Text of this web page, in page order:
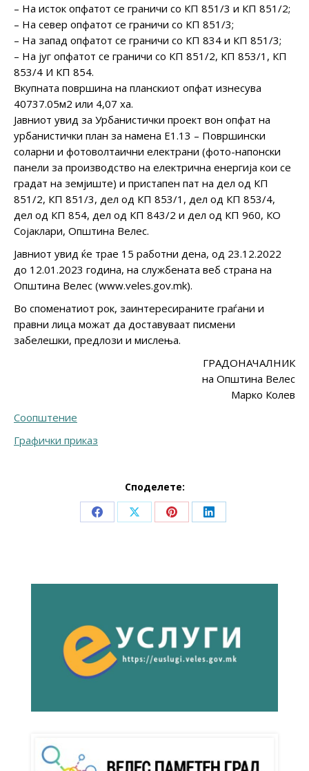
– На исток опфатот се граничи со КП 851/3 и КП 851/2;
– На север опфатот се граничи со КП 851/3;
– На запад опфатот се граничи со КП 834 и КП 851/3;
– На југ опфатот се граничи со КП 851/2, КП 853/1, КП
853/4 И КП 854.
Вкупната површина на планскиот опфат изнесува
40737.05м2 или 4,07 ха.
Јавниот увид за Урбанистички проект вон опфат на
урбанистички план за намена Е1.13 – Површински
соларни и фотоволтаични електрани (фото-напонски
панели за производство на електрична енергија кои се
градат на земјиште) и пристапен пат на дел од КП
851/2, КП 851/3, дел од КП 853/1, дел од КП 853/4,
дел од КП 854, дел од КП 843/2 и дел од КП 960, КО
Сојаклари, Општина Велес.
Јавниот увид ќе трае 15 работни дена, од 23.12.2022
до 12.01.2023 година, на службената веб страна на
Општина Велес (www.veles.gov.mk).
Во споменатиот рок, заинтересираните граѓани и
правни лица можат да доставуваат писмени
забелешки, предлози и мислења.
ГРАДОНАЧАЛНИК
на Општина Велес
Марко Колев
Соопштение
Графички приказ
Споделете:
Share Share Share Share